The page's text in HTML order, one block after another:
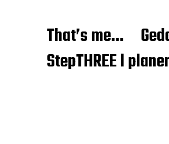
That’s me…
StepTHREE l